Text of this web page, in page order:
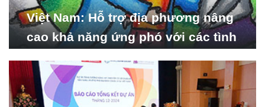
Việt Nam: Hỗ trợ địa phương nâng
cao khả năng ứng phó với các tình